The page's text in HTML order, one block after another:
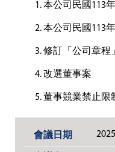
本公司民國113
本公司民國113
修訂「公司章程
改選董事案
董事競業禁止限